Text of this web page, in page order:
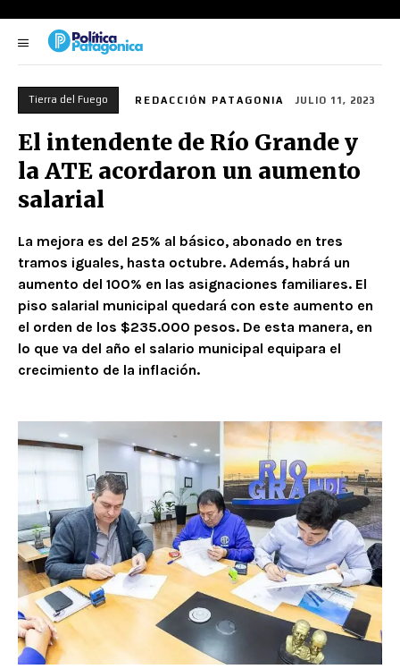
Tierra del Fuego REDACCIÓN PATAGONIA JULIO 11, 2023
El intendente de Río Grande y
la ATE acordaron un aumento
salarial
La mejora es del 25% al básico, abonado en tres
tramos iguales, hasta octubre. Además, habrá un
aumento del 100% en las asignaciones familiares. El
piso salarial municipal quedará con este aumento en
el orden de los $235.000 pesos. De esta manera, en
lo que va del año el salario municipal equipara el
crecimiento de la inflación.